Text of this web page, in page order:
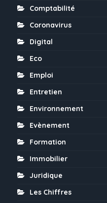
Comptabilité
Coronavirus
Digital
Eco
Emploi
Entretien
Environnement
Evènement
Formation
Immobilier
Juridique
Les Chiffres